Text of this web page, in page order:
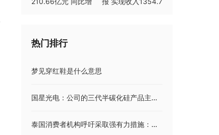
热门排行
梦见穿红鞋是什么意思
国星光电：公司的三代半碳化硅产品主要面向充电桩 储能等领域
泰国消费者机构呼吁采取强有力措施：严查日本海鲜！